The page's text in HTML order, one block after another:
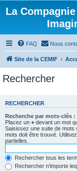
La
FAQ Nous
Site de la CEMIF
Rechercher
RECHERCHER
Recherche par mots-clés :
Placez un + devant un mot
Saisissez une suite de mots
mots doit être trouvé.
partielles.
Rechercher tous les
Rechercher n’importe